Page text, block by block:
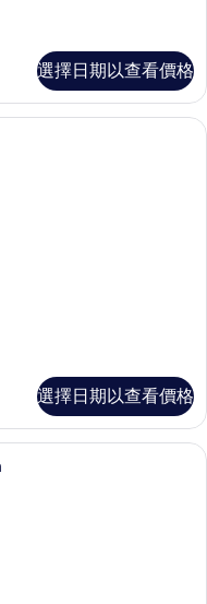
選擇日期以查看價格
選擇日期以查看價格
Bedroom Garden View Villa |